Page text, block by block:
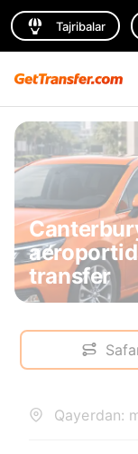
Tajribalar
transfer
Qayerdan: